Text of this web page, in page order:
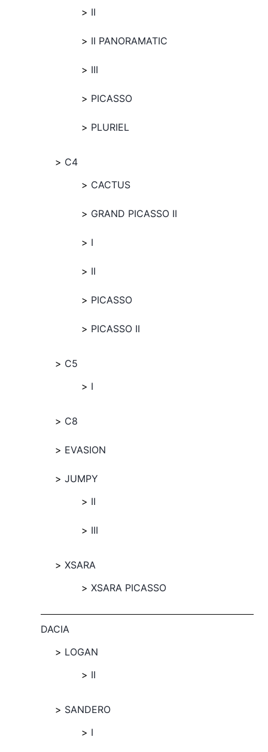
II
II PANORAMATIC
III
PICASSO
PLURIEL
C4
CACTUS
GRAND PICASSO II
I
II
PICASSO
PICASSO II
C5
I
C8
EVASION
JUMPY
II
III
XSARA
XSARA PICASSO
DACIA
LOGAN
II
SANDERO
I